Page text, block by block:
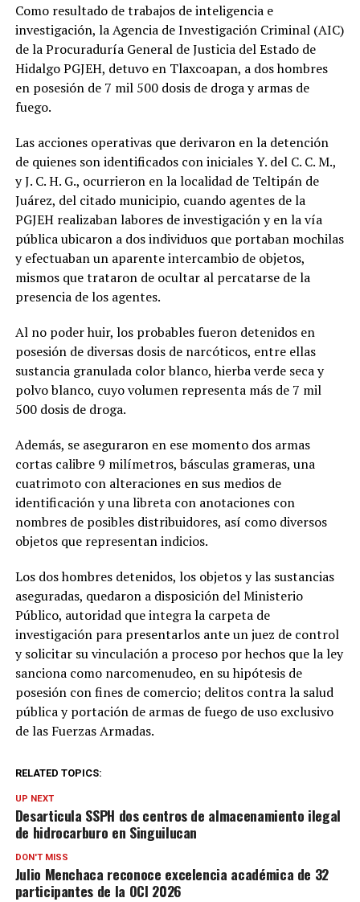
Como resultado de trabajos de inteligencia e
investigación, la Agencia de Investigación Criminal (AIC)
de la Procuraduría General de Justicia del Estado de
Hidalgo PGJEH, detuvo en Tlaxcoapan, a dos hombres
en posesión de 7 mil 500 dosis de droga y armas de
fuego.
Las acciones operativas que derivaron en la detención
de quienes son identificados con iniciales Y. del C. C. M.,
y J. C. H. G., ocurrieron en la localidad de Teltipán de
Juárez, del citado municipio, cuando agentes de la
PGJEH realizaban labores de investigación y en la vía
pública ubicaron a dos individuos que portaban mochilas
y efectuaban un aparente intercambio de objetos,
mismos que trataron de ocultar al percatarse de la
presencia de los agentes.
Al no poder huir, los probables fueron detenidos en
posesión de diversas dosis de narcóticos, entre ellas
sustancia granulada color blanco, hierba verde seca y
polvo blanco, cuyo volumen representa más de 7 mil
500 dosis de droga.
Además, se aseguraron en ese momento dos armas
cortas calibre 9 milímetros, básculas grameras, una
cuatrimoto con alteraciones en sus medios de
identificación y una libreta con anotaciones con
nombres de posibles distribuidores, así como diversos
objetos que representan indicios.
Los dos hombres detenidos, los objetos y las sustancias
aseguradas, quedaron a disposición del Ministerio
Público, autoridad que integra la carpeta de
investigación para presentarlos ante un juez de control
y solicitar su vinculación a proceso por hechos que la ley
sanciona como narcomenudeo, en su hipótesis de
posesión con fines de comercio; delitos contra la salud
pública y portación de armas de fuego de uso exclusivo
de las Fuerzas Armadas.
RELATED TOPICS:
UP NEXT
Desarticula SSPH dos centros de almacenamiento ilegal
de hidrocarburo en Singuilucan
DON'T MISS
Julio Menchaca reconoce excelencia académica de 32
participantes de la OCI 2026